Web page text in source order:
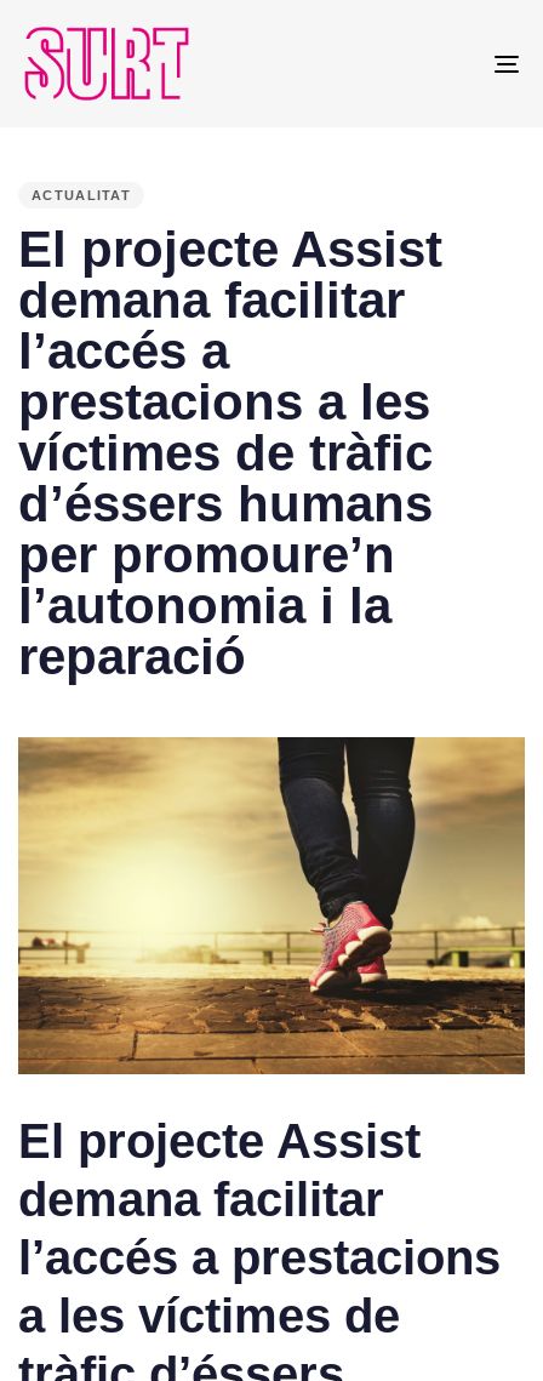
ACTUALITAT
El projecte Assist
demana facilitar
l’accés a
prestacions a les
víctimes de tràfic
d’éssers humans
per promoure’n
l’autonomia i la
reparació
El projecte Assist
demana facilitar
l’accés a prestacions
a les víctimes de